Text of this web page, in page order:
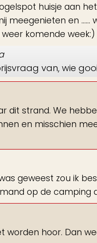
huisje aan
meegenieten en
komende week:)
van, wie
dit strand. We
en misschien
geweest zou ik
op de camping
hoor. Dan